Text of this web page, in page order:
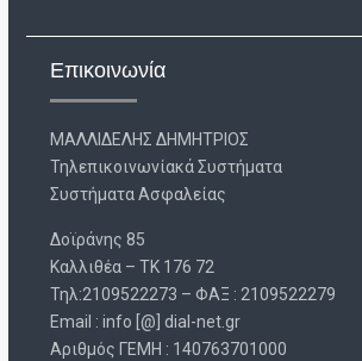
Επικοινωνία
ΜΑΛΛΙΔΕΛΗΣ ΔΗΜΗΤΡΙΟΣ
Τηλεπικοινωνίακά Συστήματα
Συστήματα Ασφαλείας
Δοϊράνης 85
Καλλιθέα – ΤΚ 176 72
Τηλ:2109522273 – ΦΑΞ : 2109522279
Email : info [@] dial-net.gr
Aριθμός ΓΕΜΗ : 140763701000